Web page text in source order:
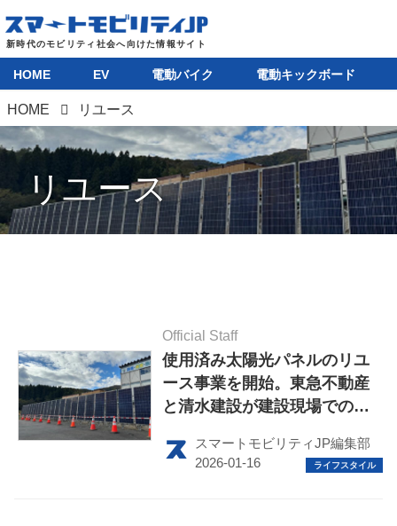
HOME EV 電動バイク 電動キックボード
HOME リユース
リユース
Official Staff
使用済み太陽光パネルのリユ
ース事業を開始。東急不動産
と清水建設が建設現場での電
スマートモビリティJP編集部